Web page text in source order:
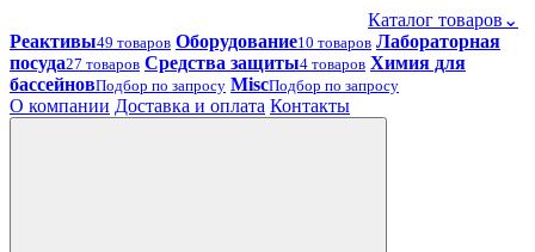
Каталог товаров ⌄
Реактивы49 товаров Оборудование10 товаров Лабораторная
посуда27 товаров Средства защиты4 товаров Химия для
бассейновПодбор по запросу MiscПодбор по запросу
О компании Доставка и оплата Контакты